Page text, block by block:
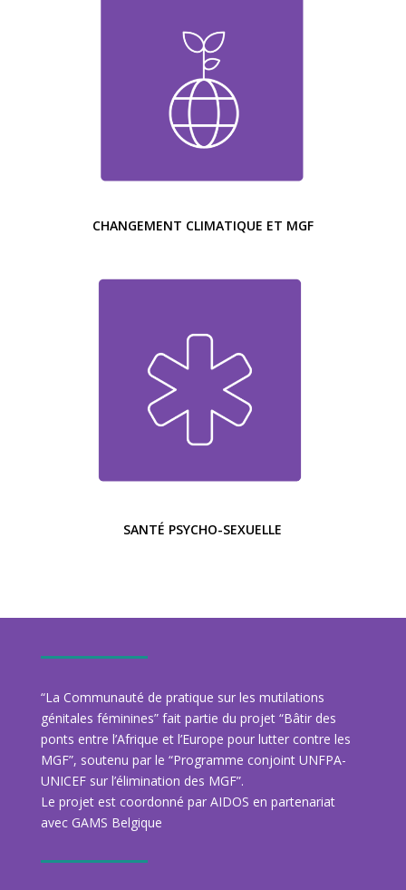
CHANGEMENT CLIMATIQUE ET MGF
SANTÉ PSYCHO-SEXUELLE
“La Communauté de pratique sur les mutilations
génitales féminines” fait partie du projet “Bâtir des
ponts entre l’Afrique et l’Europe pour lutter contre les
MGF”, soutenu par le “Programme conjoint UNFPA-
UNICEF sur l’élimination des MGF”.
Le projet est coordonné par AIDOS en partenariat
avec GAMS Belgique